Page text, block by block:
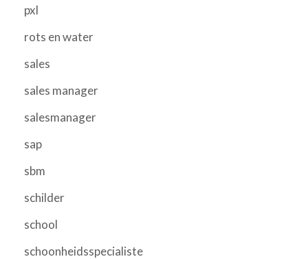
pxl
rots en water
sales
sales manager
salesmanager
sap
sbm
schilder
school
schoonheidsspecialiste